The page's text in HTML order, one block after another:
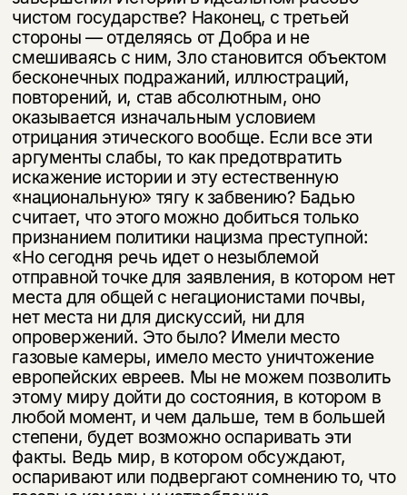
чистом государстве? Наконец, с третьей
стороны — отделяясь от Добра и не
смешиваясь с ним, Зло становится объектом
бесконечных подра­жаний, иллюстраций,
повторений, и, став абсолютным, оно
оказывается изна­чальным условием
отрицания этического вообще. Если все эти
аргументы слабы, то как предотвратить
искажение истории и эту естественную
«нацио­нальную» тягу к забвению? Бадью
считает, что этого можно добиться только
признанием политики нацизма преступной:
«Но сегодня речь идет о незыб­лемой
отправной точке для заявления, в котором нет
места для общей с негационистами почвы,
нет места ни для дискуссий, ни для
опровержений. Это было? Имели место
газовые камеры, имело место уничтожение
европейских евреев. Мы не можем позволить
этому миру дойти до состояния, в котором в
любой момент, и чем дальше, тем в большей
степени, будет возможно оспа­ривать эти
факты. Ведь мир, в котором обсуждают,
оспаривают или подвер­гают сомнению то, что